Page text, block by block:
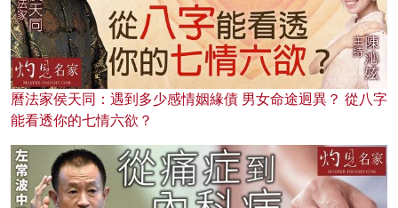
曆法家侯天同：遇到多少感情姻緣債 男女命途迥異？ 從八字
能看透你的七情六欲？